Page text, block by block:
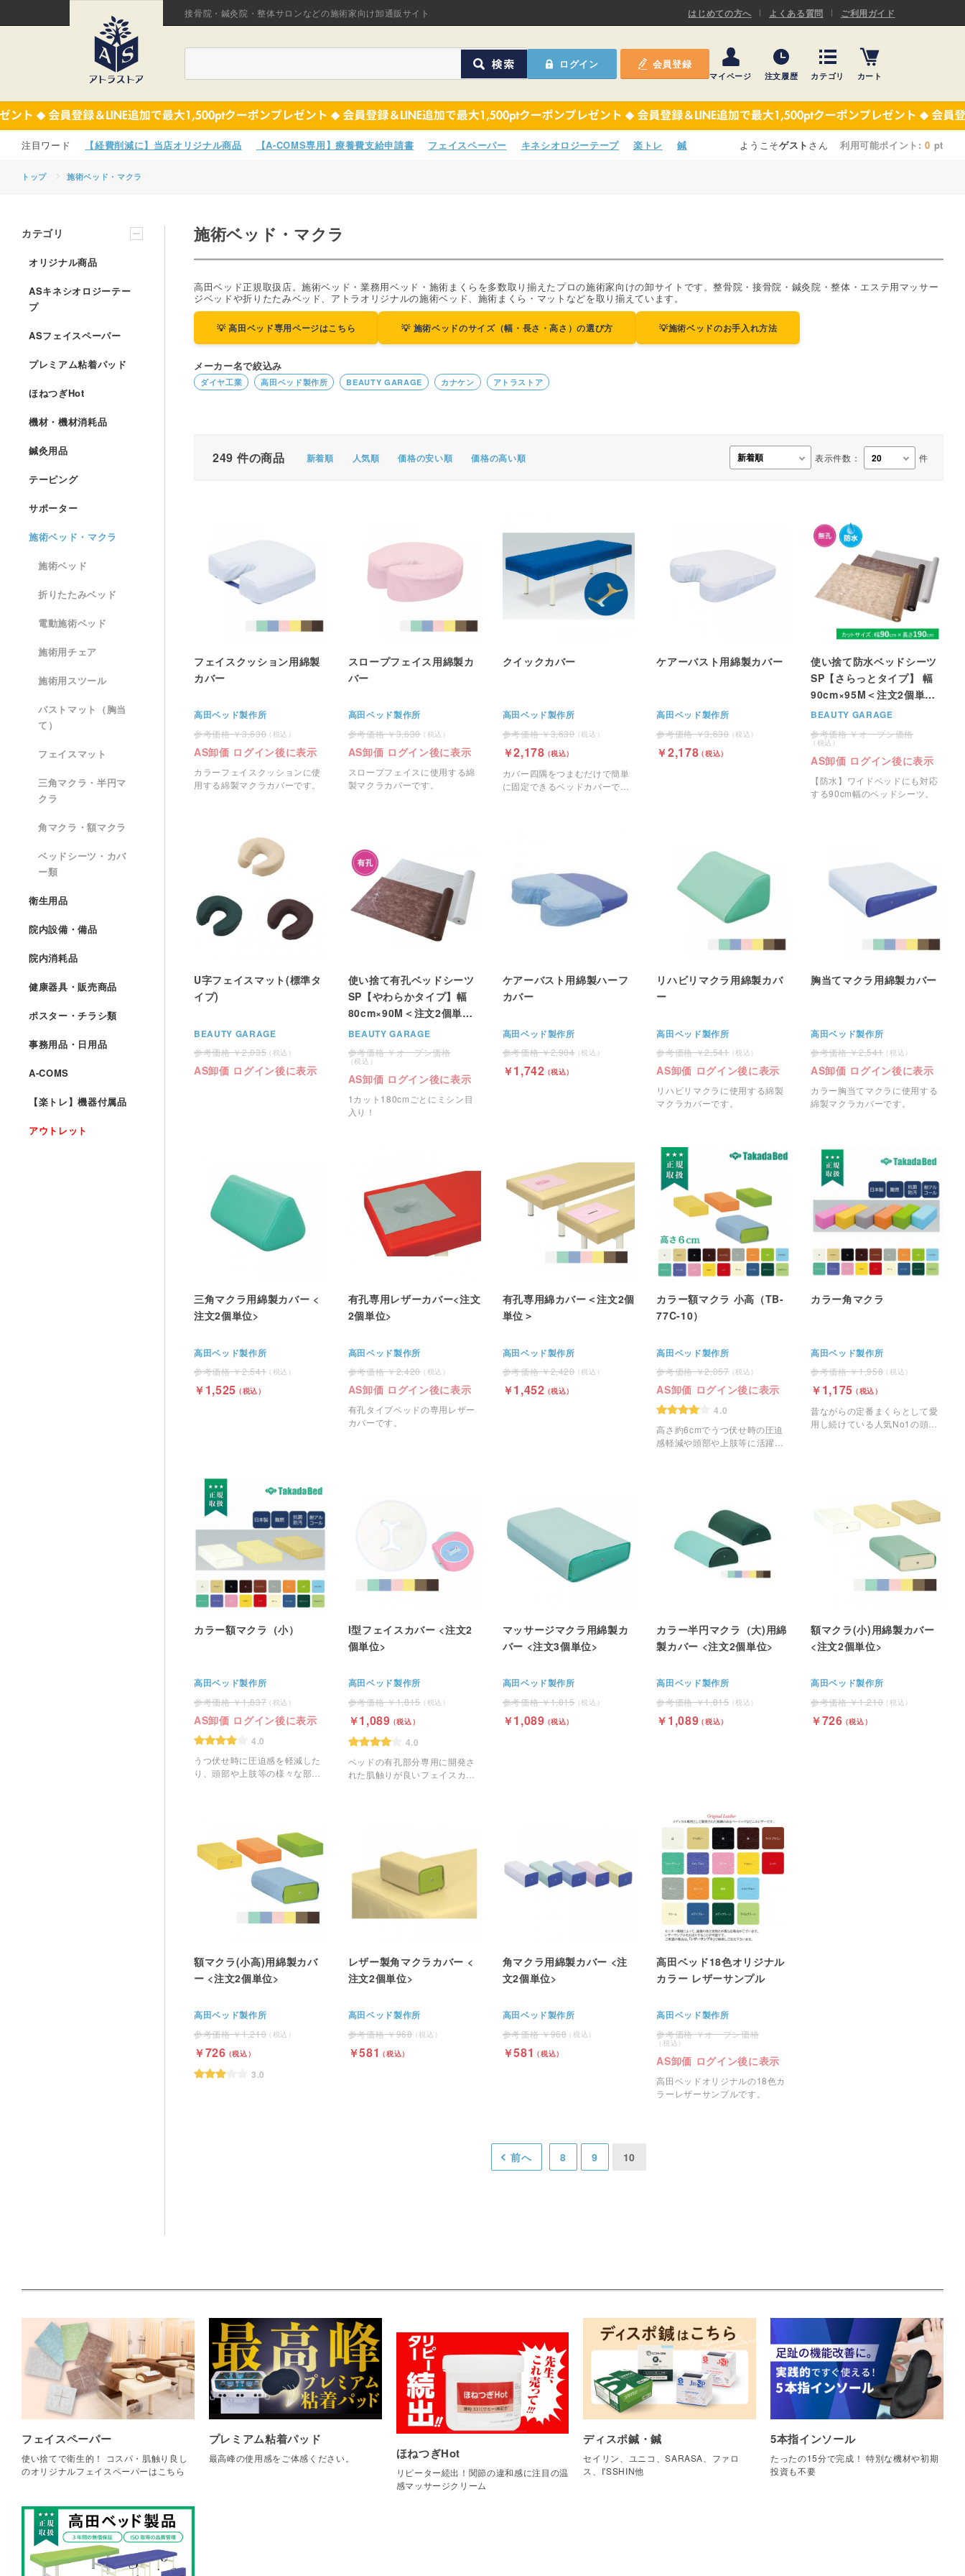
接骨院・鍼灸院・整体サロンなどの施術家向け卸通販サイト はじめての方へ よくある質問 ご利用ガイド
ログイン 会員登録
マイページ 注文履歴 カテゴリ
オリジナル商品 ASキネシオロジーテープ
院内消耗品
ポスター・チラシ類 事務用品・日用品
カート
【経費削減に】当店オリジナル商品 【A-COMS専用】療養費支給申請書 フェイスペーパー キネシオロジーテープ 楽トレ 鍼 ようこそゲスト さん 利用可能ポイント:0 pt
トップ 施術ベッド・マクラ
施術ベッド・マクラ
高田ベッド正規取扱店。施術ベッド・業務用ベッド・施術まくらを多数取り揃えたプロの施術家向けの卸サイトです。整骨院・接骨院・鍼灸院・整体・エステ用マッサー
ジベッドや折りたたみベッド、アトラオリジナルの施術ベッド、施術まくら・マットなどを取り揃えています。
💡 高田ベッド専用ページはこちら 💡 施術ベッドのサイズ（幅・長さ・高さ）の選び方 💡施術ベッドのお手入れ方法
メーカー名で絞込み
ダイヤ工業 高田ベッド製作所 BEAUTY GARAGE カナケン アトラストア
249 件の商品 新着順 人気順 価格の安い順 価格の高い順 表示件数： 件
フェイスクッション用綿製
カバー
高田ベッド製作所
3,630
AS卸価 ログイン後に表示
カラーフェイスクッションに使
用する綿製マクラカバーです。
スロープフェイス用綿製カ
バー
高田ベッド製作所
3,630
AS卸価 ログイン後に表示
スロープフェイスに使用する綿
製マクラカバーです。
クイックカバー
高田ベッド製作所
3,630
2,178
カバー四隅をつまむだけで簡単
に固定できるベッドカバーで
ケアーバスト用綿製カバー
高田ベッド製作所
3,630
2,178
使い捨て防水ベッドシーツ
SP【さらっとタイプ】 幅
90cm×95M＜注文2個単位
＞
BEAUTY GARAGE
オープン価格
AS卸価 ログイン後に表示
【防水】ワイドベッドにも対応
する90cm幅のベッドシーツ。
U字フェイスマット(標準タ
イプ)
BEAUTY GARAGE
2,035
AS卸価 ログイン後に表示
使い捨て有孔ベッドシーツ
SP【やわらかタイプ】幅
80cm×90M＜注文2個単位
＞
BEAUTY GARAGE
オープン価格
AS卸価 ログイン後に表示
1カット180cmごとにミシン目
入り！
ケアーバスト用綿製ハーフ
カバー
高田ベッド製作所
2,904
1,742
リハビリマクラ用綿製カバ
ー
高田ベッド製作所
2,541
AS卸価 ログイン後に表示
リハビリマクラに使用する綿製
マクラカバーです。
胸当てマクラ用綿製カバー
高田ベッド製作所
2,541
AS卸価 ログイン後に表示
カラー胸当てマクラに使用する
綿製マクラカバーです。
三角マクラ用綿製カバー <
注文2個単位>
高田ベッド製作所
2,541
1,525
有孔専用レザーカバー<注文
2個単位>
高田ベッド製作所
2,420
AS卸価 ログイン後に表示
有孔タイプベッドの専用レザー
カバーです。
有孔専用綿カバー＜注文2個
単位＞
高田ベッド製作所
2,420
1,452
カラー額マクラ 小高（TB-
77C-10）
高田ベッド製作所
2,057
AS卸価 ログイン後に表示
4.0
高さ約6cmでうつ伏せ時の圧迫
感軽減や頭部や上肢等に活躍す
カラー角マクラ
高田ベッド製作所
1,958
1,175
昔ながらの定番まくらとして愛
用し続けている人気No1の頭部
カラー額マクラ（小）
高田ベッド製作所
1,837
AS卸価 ログイン後に表示
4.0
うつ伏せ時に圧迫感を軽減した
り、頭部や上肢等の様々な部位
I型フェイスカバー <注文2
個単位>
高田ベッド製作所
1,815
1,089
4.0
ベッドの有孔部分専用に開発さ
れた肌触りが良いフェイスカバ
マッサージマクラ用綿製カ
バー <注文3個単位>
高田ベッド製作所
1,815
1,089
カラー半円マクラ（大)用綿
製カバー <注文2個単位>
高田ベッド製作所
1,815
1,089
額マクラ(小)用綿製カバー
<注文2個単位>
高田ベッド製作所
1,210
726
額マクラ(小高)用綿製カバ
ー <注文2個単位>
高田ベッド製作所
1,210
726
3.0
レザー製角マクラカバー <
注文2個単位>
高田ベッド製作所
968
581
角マクラ用綿製カバー <注
文2個単位>
高田ベッド製作所
968
581
高田ベッド18色オリジナル
カラー レザーサンプル
高田ベッド製作所
オープン価格
AS卸価 ログイン後に表示
高田ベッドオリジナルの18色カ
ラーレザーサンプルです。
前へ 8 9 10
カテゴリ
オリジナル商品
ASキネシオロジーテー
プ
ASフェイスペーパー
プレミアム粘着パッド
ほねつぎHot
機材・機材消耗品
鍼灸用品
テーピング
サポーター
施術ベッド・マクラ
施術ベッド
折りたたみベッド
電動施術ベッド
施術用チェア
施術用スツール
バストマット（胸当
て）
フェイスマット
三角マクラ・半円マ
クラ
角マクラ・額マクラ
ベッドシーツ・カバ
ー類
衛生用品
院内設備・備品
院内消耗品
健康器具・販売商品
ポスター・チラシ類
事務用品・日用品
A-COMS
【楽トレ】機器付属品
アウトレット
フェイスペーパー
使い捨てで衛生的！ コスパ・肌触り良し
のオリジナルフェイスペーパーはこちら
プレミアム粘着パッド
最高峰の使用感をご体感ください。 ほねつぎHot
リピーター続出！関節の違和感に注目の温
感マッサージクリーム
ディスポ鍼・鍼
セイリン、ユニコ、SARASA、ファロ
ス、I'SSHIN他
5本指インソール
たったの15分で完成！ 特別な機材や初期
投資も不要
ほねつぎHot 機材・機材消耗品
鍼灸用品 テーピング
サポーター 施術ベッド・マクラ
A-COMS 【楽トレ】機器付属品
アウトレット